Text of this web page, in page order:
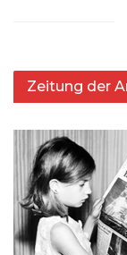
Zeitung der